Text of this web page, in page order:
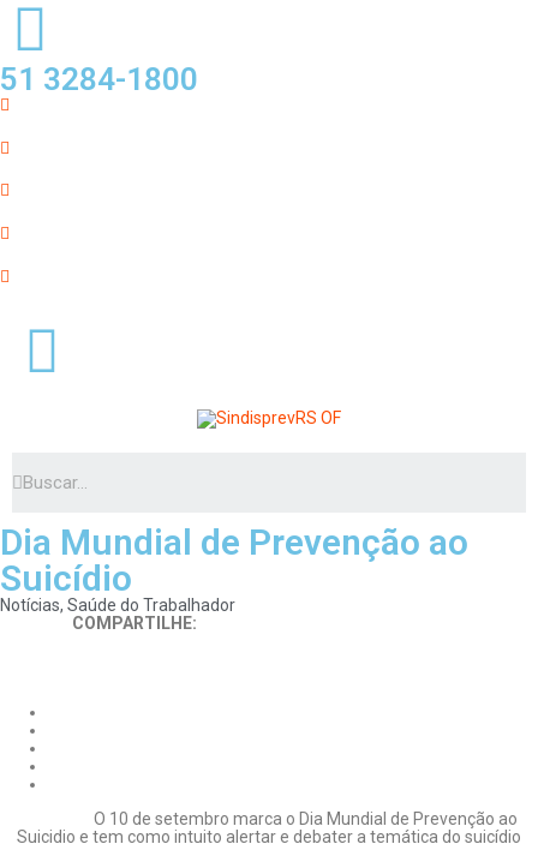
51 3284-1800
Dia Mundial de Prevenção ao
Suicídio
Notícias, Saúde do Trabalhador
COMPARTILHE:
ㅤO 10 de setembro marca o Dia Mundial de Prevenção ao
Suicidio e tem como intuito alertar e debater a temática do suicídio